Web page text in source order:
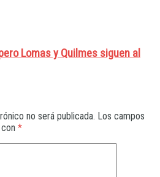
Lomas y Quilmes siguen al
no será publicada. Los campos
*